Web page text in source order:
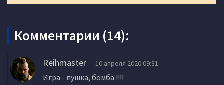
Комментарии (14):
Reihmaster 10 апреля 2020 09:31
Игра - пушка, бомба !!!!